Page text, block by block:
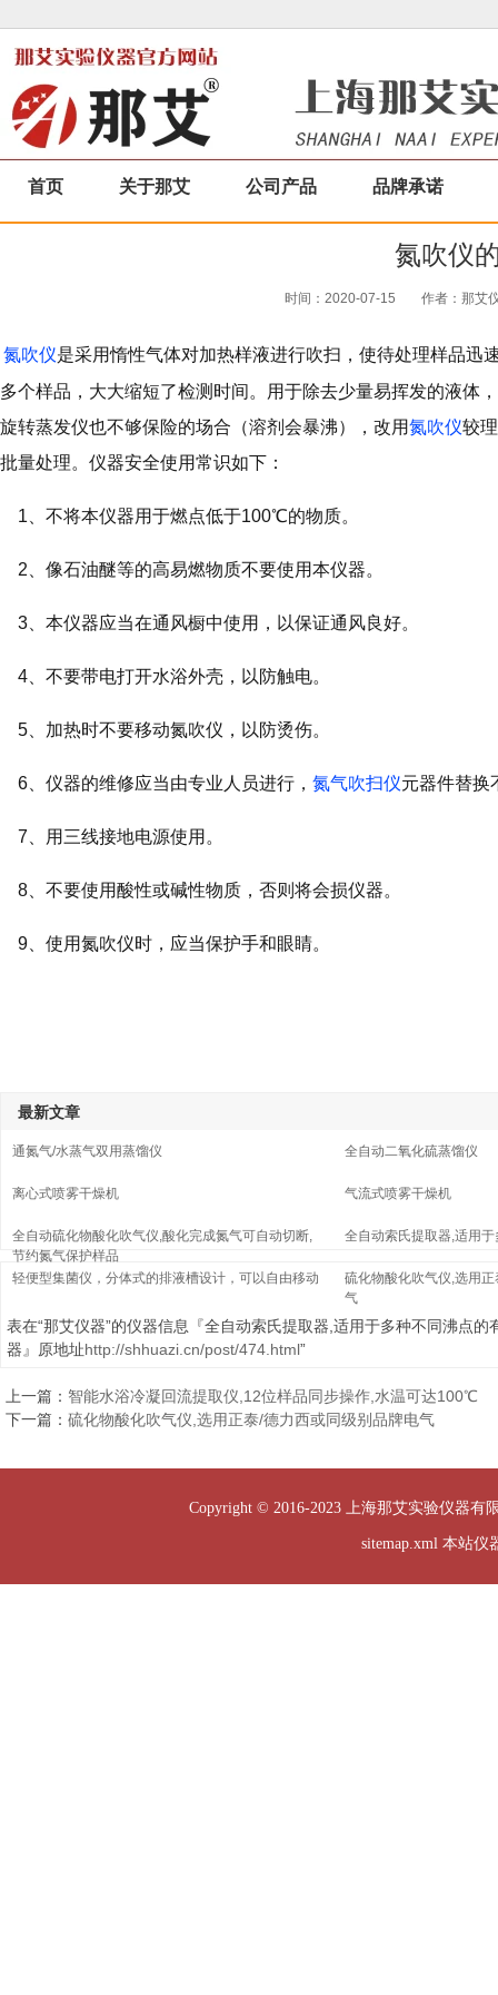
首页 关于那艾 公司产品 品牌承诺
氮吹仪
时间：2020-07-15 作者：那艾
氮吹仪是采用惰性气体对加热样液进行吹扫，使待处理样品迅
多个样品，大大缩短了检测时间。用于除去少量易挥发的液体，
旋转蒸发仪也不够保险的场合（溶剂会暴沸），改用氮吹仪较
批量处理。仪器安全使用常识如下：
1、不将本仪器用于燃点低于100℃的物质。
2、像石油醚等的高易燃物质不要使用本仪器。
3、本仪器应当在通风橱中使用，以保证通风良好。
4、不要带电打开水浴外壳，以防触电。
5、加热时不要移动氮吹仪，以防烫伤。
6、仪器的维修应当由专业人员进行， 氮气吹扫仪元器件替换
7、用三线接地电源使用。
8、不要使用酸性或碱性物质，否则将会损仪器。
9、使用氮吹仪时，应当保护手和眼睛。
最新文章
通氮气/水蒸气双用蒸馏仪 全自动二氧化硫蒸馏仪
离心式喷雾干燥机 气流式喷雾干燥机
全自动硫化物酸化吹气仪,酸化完成氮气可自动切断,
节约氮气保护样品
全自动索氏提取器,适用
轻便型集菌仪，分体式的排液槽设计，可以自由移动
硫化物酸化吹气仪,选用
气
表在“那艾仪器”的仪器信息『全自动索氏提取器,适用于多种不同沸点的
器』原地址http://shhuazi.cn/post/474.html”
上一篇： 智能水浴冷凝回流提取仪,12位样品同步操作,水温可达100℃
下一篇： 硫化物酸化吹气仪,选用正泰/德力西或同级别品牌电气
Copyright © 2016-2023 上海那艾实验仪器有
sitemap.xml本站仪